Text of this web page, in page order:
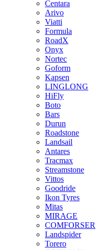
Centara
Arivo
Viatti
Formula
RoadX
Onyx
Nortec
Goform
Kapsen
LINGLONG
HiFly
Boto
Bars
Durun
Roadstone
Landsail
Antares
Tracmax
Streamstone
Vittos
Goodride
Ikon Tyres
Mitas
MIRAGE
COMFORSER
Landspider
Torero